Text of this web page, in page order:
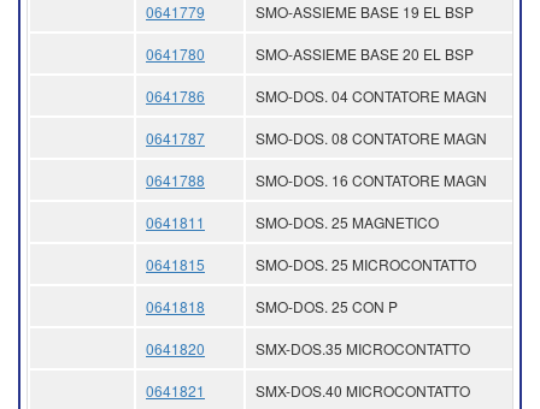
0641779 SMO-ASSIEME BASE 19 EL BSP
0641780 SMO-ASSIEME BASE 20 EL BSP
0641786 SMO-DOS. 04 CONTATORE MAGN
0641787 SMO-DOS. 08 CONTATORE MAGN
0641788 SMO-DOS. 16 CONTATORE MAGN
0641811 SMO-DOS. 25 MAGNETICO
0641815 SMO-DOS. 25 MICROCONTATTO
0641818 SMO-DOS. 25 CON P
0641820 SMX-DOS.35 MICROCONTATTO
0641821 SMX-DOS.40 MICROCONTATTO